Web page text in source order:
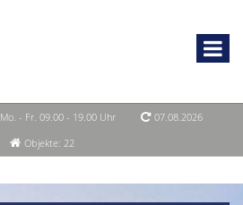
Mo. - Fr. 09.00 - 19.00 Uhr
07.08.2026
Objekte: 22